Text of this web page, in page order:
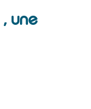
, une